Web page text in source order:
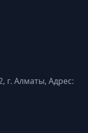
г. Алматы, Адрес: